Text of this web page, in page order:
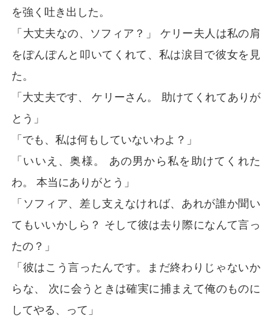
を強く吐き出した。
「大丈夫なの、ソフィア？」 ケリー夫人は私の肩
をぽんぽんと叩いてくれて、私は涙目で彼女を見
た。
「大丈夫です、 ケリーさん。 助けてくれてありが
とう」
「でも、私は何もしていないわよ？」
「いいえ、奥様。 あの男から私を助けてくれた
わ。 本当にありがとう」
「ソフィア、差し支えなければ、あれが誰か聞い
てもいいかしら？ そして彼は去り際になんて言っ
たの？」
「彼はこう言ったんです。まだ終わりじゃないか
らな、 次に会うときは確実に捕まえて俺のものに
してやる、って」